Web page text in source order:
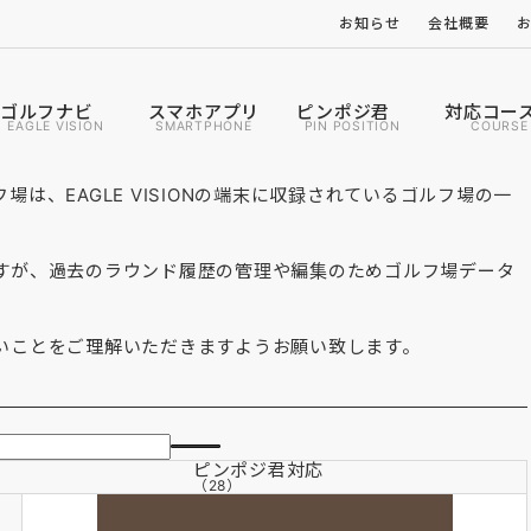
お知らせ 会社概要
ゴルフナビ
EAGLE VISION
スマホアプリ
SMARTPHONE
ピンポジ君
PIN POSITION
対応コー
COURSE
は、EAGLE VISIONの端末に収録されているゴルフ場の一
、過去のラウンド履歴の管理や編集のためゴルフ場データ
とをご理解いただきますようお願い致します。
ピンポジ君対応
（28）